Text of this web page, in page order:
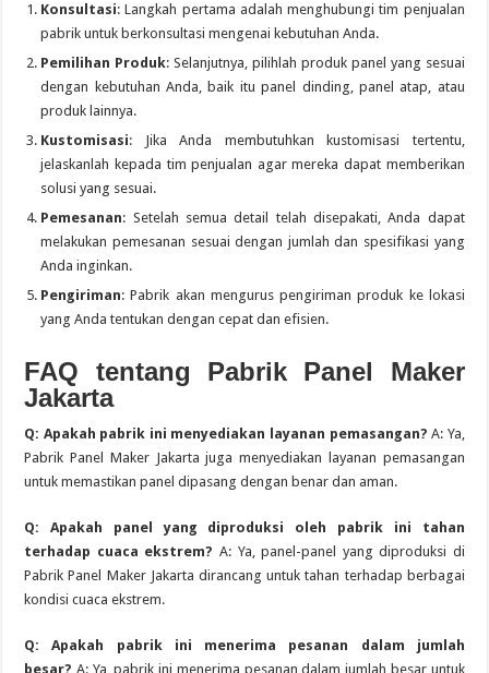
Konsultasi: Langkah pertama adalah menghubungi tim penjualan
pabrik untuk berkonsultasi mengenai kebutuhan Anda.
Pemilihan Produk: Selanjutnya, pilihlah produk panel yang sesuai
dengan kebutuhan Anda, baik itu panel dinding, panel atap, atau
produk lainnya.
Kustomisasi: Jika Anda membutuhkan kustomisasi tertentu,
jelaskanlah kepada tim penjualan agar mereka dapat memberikan
solusi yang sesuai.
Pemesanan: Setelah semua detail telah disepakati, Anda dapat
melakukan pemesanan sesuai dengan jumlah dan spesifikasi yang
Anda inginkan.
Pengiriman: Pabrik akan mengurus pengiriman produk ke lokasi
yang Anda tentukan dengan cepat dan efisien.
FAQ tentang Pabrik Panel Maker
Jakarta
Q: Apakah pabrik ini menyediakan layanan pemasangan? A: Ya,
Pabrik Panel Maker Jakarta juga menyediakan layanan pemasangan
untuk memastikan panel dipasang dengan benar dan aman.
Q: Apakah panel yang diproduksi oleh pabrik ini tahan
terhadap cuaca ekstrem? A: Ya, panel-panel yang diproduksi di
Pabrik Panel Maker Jakarta dirancang untuk tahan terhadap berbagai
kondisi cuaca ekstrem.
Q: Apakah pabrik ini menerima pesanan dalam jumlah
besar? A: Ya, pabrik ini menerima pesanan dalam jumlah besar untuk